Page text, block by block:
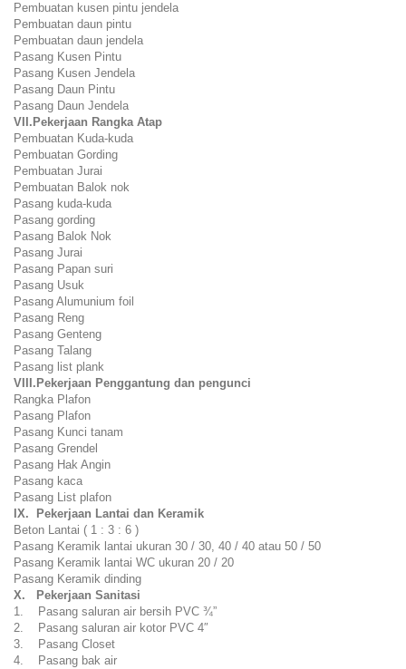
Pembuatan kusen pintu jendela
Pembuatan daun pintu
Pembuatan daun jendela
Pasang Kusen Pintu
Pasang Kusen Jendela
Pasang Daun Pintu
Pasang Daun Jendela
VII.Pekerjaan Rangka Atap
Pembuatan Kuda-kuda
Pembuatan Gording
Pembuatan Jurai
Pembuatan Balok nok
Pasang kuda-kuda
Pasang gording
Pasang Balok Nok
Pasang Jurai
Pasang Papan suri
Pasang Usuk
Pasang Alumunium foil
Pasang Reng
Pasang Genteng
Pasang Talang
Pasang list plank
VIII.Pekerjaan Penggantung dan pengunci
Rangka Plafon
Pasang Plafon
Pasang Kunci tanam
Pasang Grendel
Pasang Hak Angin
Pasang kaca
Pasang List plafon
IX. Pekerjaan Lantai dan Keramik
Beton Lantai ( 1 : 3 : 6 )
Pasang Keramik lantai ukuran 30 / 30, 40 / 40 atau 50 / 50
Pasang Keramik lantai WC ukuran 20 / 20
Pasang Keramik dinding
X. Pekerjaan Sanitasi
1. Pasang saluran air bersih PVC ¾”
2. Pasang saluran air kotor PVC 4″
3. Pasang Closet
4. Pasang bak air